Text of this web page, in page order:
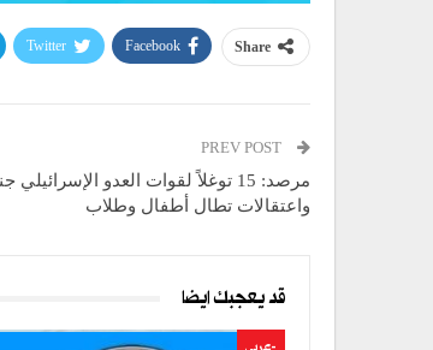
Share
Facebook
Twitter
مرصد: 15 توغلاً لقوات العدو
واعتقالات تطال أطفال وطلاب
قد يعجبك ايضا